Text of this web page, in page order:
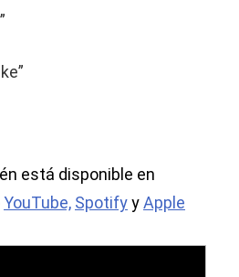
está disponible en
YouTube, SpotifyyApple